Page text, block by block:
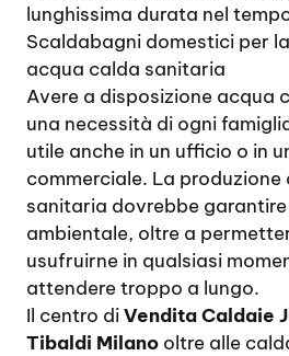
lunghissima durata nel
Scaldabagni domestici per
acqua calda sanitaria
Avere a disposizione acqua
una necessità di ogni
utile anche in un ufficio o in
commerciale. La produzione
sanitaria dovrebbe
ambientale, oltre a
usufruirne in qualsiasi
attendere troppo a lungo.
Il centro diVendita Caldaie
Tibaldi Milano oltre alle